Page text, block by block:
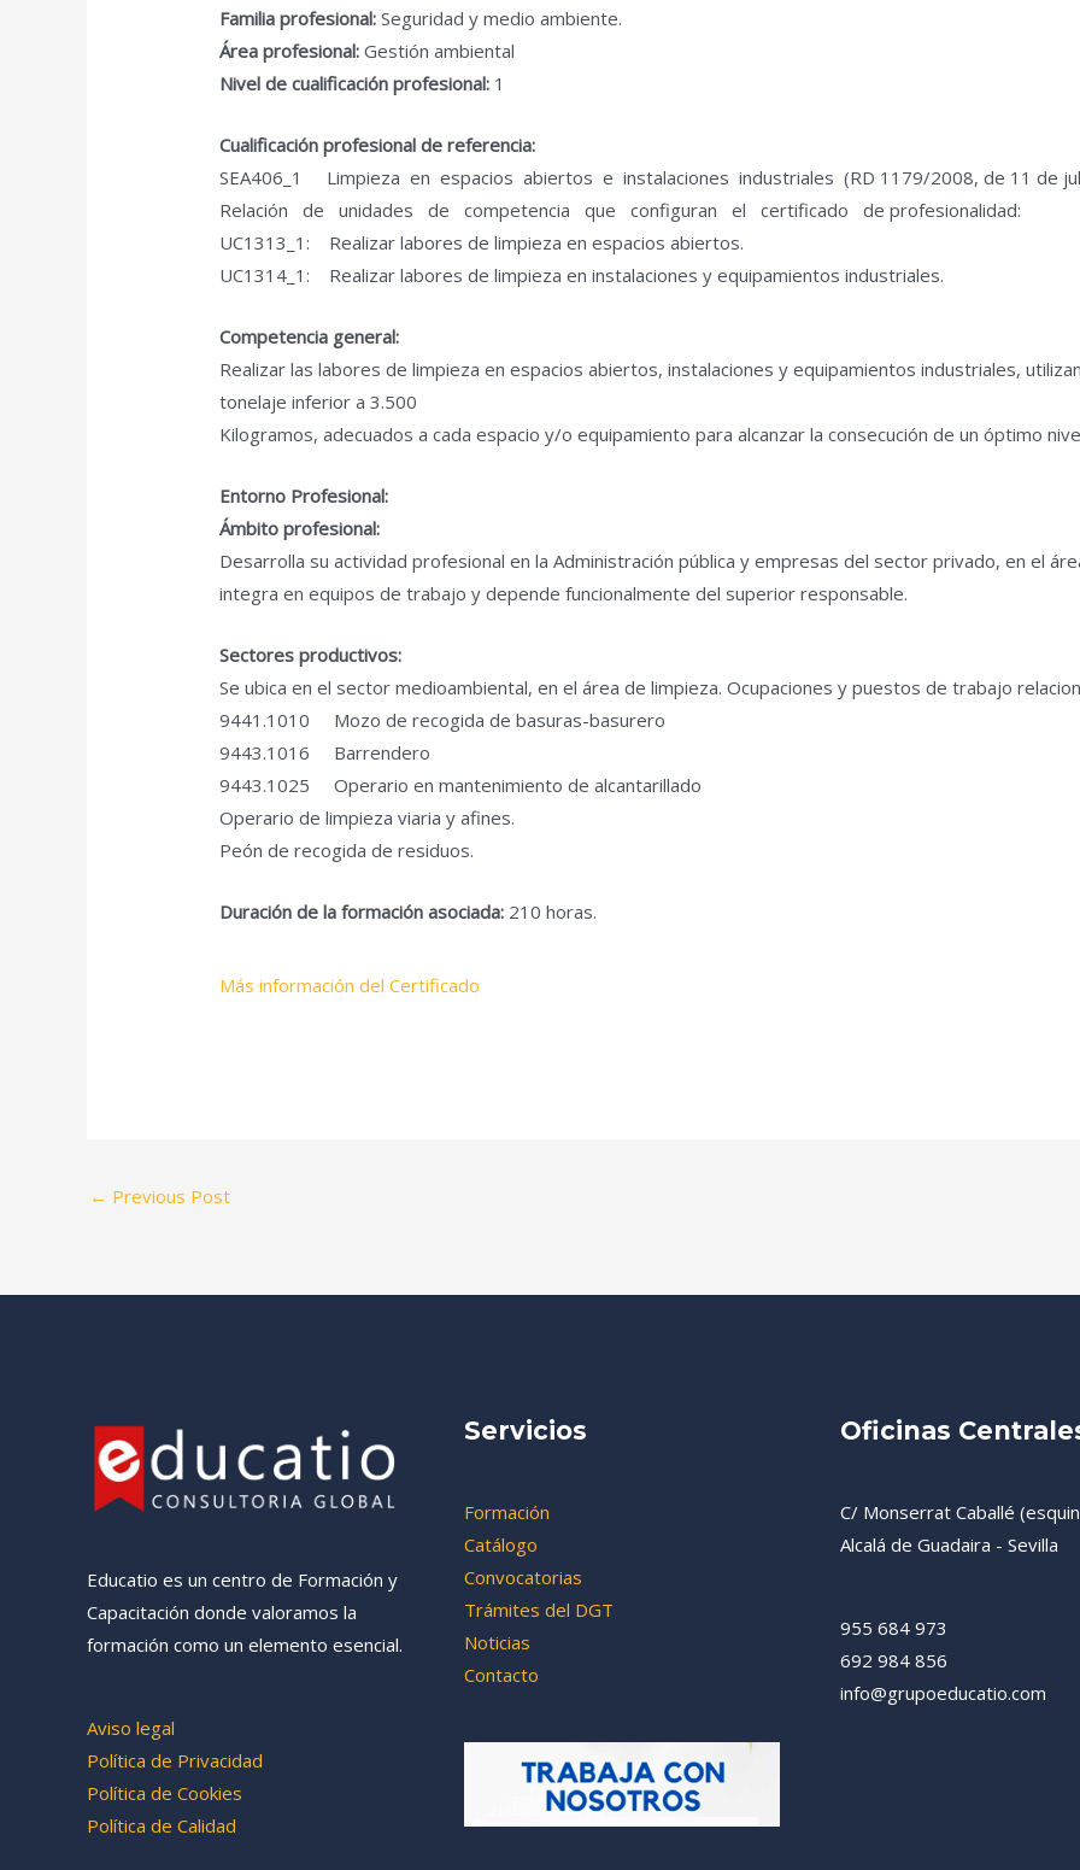
Familia profesional: Seguridad y medio ambiente.
Área profesional: Gestión ambiental
Nivel de cualificación profesional: 1
Cualificación profesional de referencia:
SEA406_1 Limpieza en espacios abiertos e instalaciones industriales (RD 1179/2008, de 11 de
Relación de unidades de competencia que configuran el certificado de profesionalidad:
UC1313_1: Realizar labores de limpieza en espacios abiertos.
UC1314_1: Realizar labores de limpieza en instalaciones y equipamientos industriales.
Competencia general:
Realizar las labores de limpieza en espacios abiertos, instalaciones y equipamientos industriales,
tonelaje inferior a 3.500
Kilogramos, adecuados a cada espacio y/o equipamiento para alcanzar la consecución de un óptimo
Entorno Profesional:
Ámbito profesional:
Desarrolla su actividad profesional en la Administración pública y empresas del sector privado, en el
integra en equipos de trabajo y depende funcionalmente del superior responsable.
Sectores productivos:
Se ubica en el sector medioambiental, en el área de limpieza. Ocupaciones y puestos de trabajo
9441.1010 Mozo de recogida de basuras-basurero
9443.1016 Barrendero
9443.1025 Operario en mantenimiento de alcantarillado
Operario de limpieza viaria y afines.
Peón de recogida de residuos.
Duración de la formación asociada: 210 horas.
Más información del Certificado
← Previous Post
Educatio es un centro de Formación y
Capacitación donde valoramos la
formación como un elemento esencial.
Aviso legal
Política de Privacidad
Política de Cookies
Política de Calidad
Servicios
Formación
Catálogo
Convocatorias
Trámites del DGT
Noticias
Contacto
Oficinas
C/ Monserrat Caballé
Alcalá de Guadaira - Sevilla
955 684 973
692 984 856
info@grupoeducatio.com